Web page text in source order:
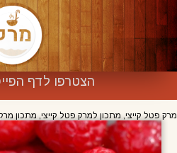
הצטרפו לדף
מרק פטל קייצי, מתכון למרק פטל קייצי, מתכון